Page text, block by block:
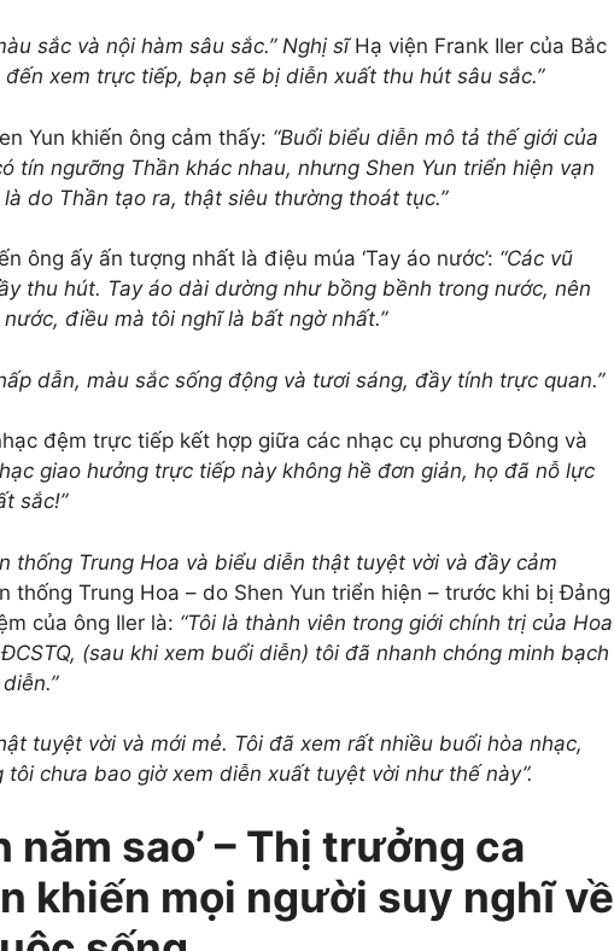
sắc và nội hàm sâu sắc.” Nghị sĩHạ viện Frank Iler của Bắc
đến xem trực tiếp, bạn sẽ bị diễn xuất thu hút sâu sắc.”
Yun khiến ông cảm thấy: “Buổi biểu diễn mô tả thế giới của
tín ngưỡng Thần khác nhau, nhưng Shen Yun triển hiện vạn
do Thần tạo ra, thật siêu thường thoát tục.”
ông ấy ấn tượng nhất là điệu múa ‘Tay áo nước’: “Các vũ
thu hút. Tay áo dài dường như bồng bềnh trong nước, nên
điều mà tôi nghĩ là bất ngờ nhất.”
dẫn, màu sắc sống động và tươi sáng, đầy tính trực quan.”
đệm trực tiếp kết hợp giữa các nhạc cụ phương Đông và
giao hưởng trực tiếp này không hề đơn giản, họ đã nỗ lực
sắc!”
thống Trung Hoa và biểu diễn thật tuyệt vời và đầy cảm
thống Trung Hoa – do Shen Yun triển hiện – trước khi bị Đảng
của ông Iler là: “Tôi là thành viên trong giới chính trị của Hoa
(sau khi xem buổi diễn) tôi đã nhanh chóng minh bạch
tuyệt vời và mới mẻ. Tôi đã xem rất nhiều buổi hòa nhạc,
chưa bao giờ xem diễn xuất tuyệt vời như thế này”.
năm sao’ – Thị trưởng ca
khiến mọi người suy nghĩ về